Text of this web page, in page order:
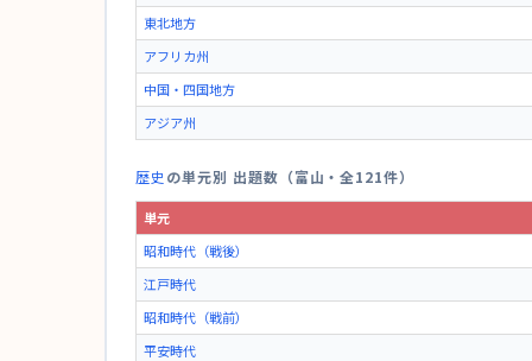
東北地方
アフリカ州
中国・四国地方
アジア州
歴史 の単元別 出題数（富山・全121件）
単元
昭和時代（戦後）
江戸時代
昭和時代（戦前）
平安時代